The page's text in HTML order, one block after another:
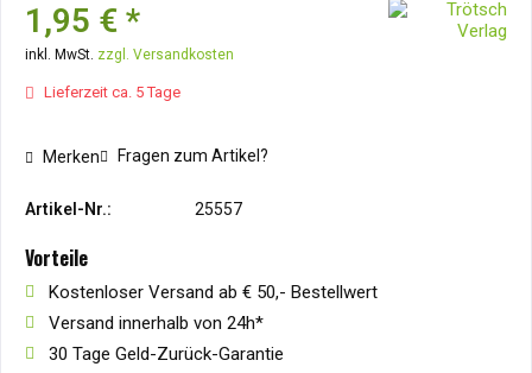
1,95 € *
inkl. MwSt. zzgl. Versandkosten
Lieferzeit ca. 5 Tage
Merken Fragen zum Artikel?
Artikel-Nr.: 25557
Vorteile
Kostenloser Versand ab € 50,- Bestellwert
Versand innerhalb von 24h*
30 Tage Geld-Zurück-Garantie